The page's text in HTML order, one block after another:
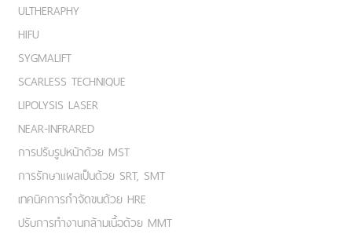
ULTHERAPHY
HIFU
SYGMALIFT
SCARLESS TECHNIQUE
LIPOLYSIS LASER
NEAR-INFRARED
การปรับรูปหน้าด้วย MST
การรักษาแผลเป็นด้วย SRT, SMT
เทคนิคการกำจัดขนด้วย HRE
ปรับการทำงานกล้ามเนื้อด้วย MMT